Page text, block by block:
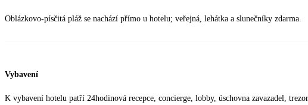
Oblázkovo-písčitá pláž se nachází přímo u hotelu; veřejná, lehátka a slunečníky zdarma.
Vybavení
K vybavení hotelu patří 24hodinová recepce, concierge, lobby, úschovna zavazadel,